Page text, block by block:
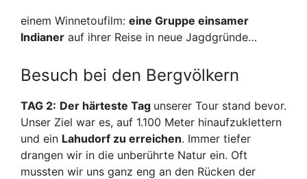
einem Winnetoufilm: eine Gruppe einsamer
Indianer auf ihrer Reise in neue Jagdgründe…
Besuch bei den Bergvölkern
TAG 2: Der härteste Tag unserer Tour stand bevor.
Unser Ziel war es, auf 1.100 Meter hinaufzuklettern
und ein Lahudorf zu erreichen. Immer tiefer
drangen wir in die unberührte Natur ein. Oft
mussten wir uns ganz eng an den Rücken der